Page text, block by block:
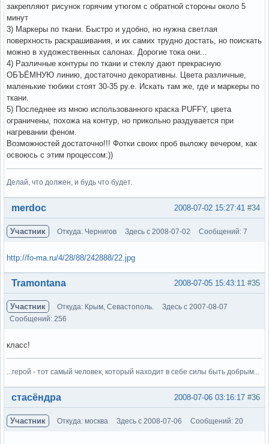
закрепляют рисунок горячим утюгом с обратной стороны около 5
минут
3) Маркеры по ткани. Быстро и удобно, но нужна светлая
поверхность раскрашивания, и их самих трудно достать, но поискать
можно в художественных салонах. Дорогие тока они...
4) Различные контуры по ткани и стеклу дают прекрасную
ОБЪЁМНУЮ линию, достаточно декоративны. Цвета различные,
маленькие тюбики стоят 30-35 ру.е. Искать там же, где и маркеры по
ткани.
5) Последнее из мною использованного краска PUFFY, цвета
ограничены, похожа на контур, но прикольно раздувается при
нагревании феном.
Возможностей достаточно!!! Фотки своих проб выложу вечером, как
освоюсь с этим процессом:))
Делай, что должен, и будь что будет.
Вне форума #34
2008-07-02 15:27:41
merdoc
Участник Откуда: Чернигов Здесь с 2008-07-02 Сообщений: 7
http://fo-ma.ru/4/28/88/242888/22.jpg
Вне форума #35
2008-07-05 15:43:11
Tramontana
Участник Откуда: Крым, Севастополь.
Здесь с 2007-08-07
Сообщений: 256
класс!
...герой - тот самый человек, который находит в себе силы быть добрым...
Вне форума #36
2008-07-06 03:16:17
стасёндра
Участник Откуда: москва Здесь с 2008-07-06 Сообщений: 20